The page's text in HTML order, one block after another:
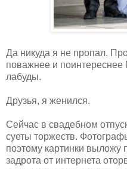
Да никуда я не пропал.
поважнее и
лабуды.
Друзья, я женился.
Сейчас в свадебном
суеты торжеств.
поэтому картинки выложу
задрота от интернета